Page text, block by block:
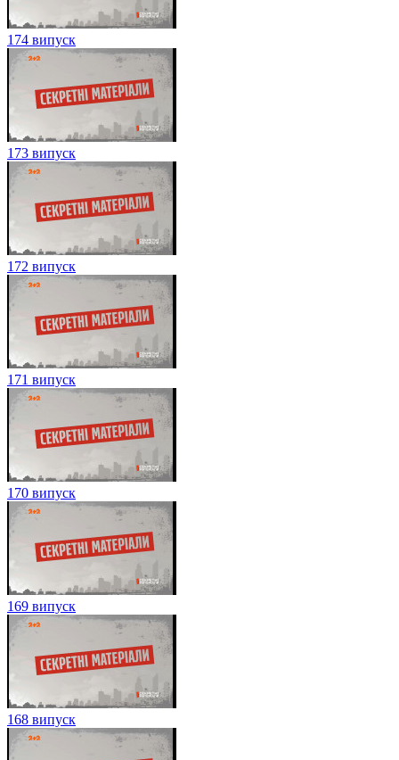
174 випуск
173 випуск
172 випуск
171 випуск
170 випуск
169 випуск
168 випуск